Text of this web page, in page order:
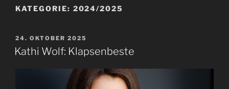
KATEGORIE: 2024/2025
VERÖFFENTLICHT
AM
24. OKTOBER 2025
Kathi Wolf: Klapsenbeste